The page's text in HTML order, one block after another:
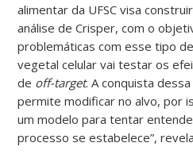
alimentar da UFSC visa
análise de Crisper, com o
problemáticas com esse tipo
vegetal celular vai testar os
de off-target. A conquista
permite modificar no alvo, por
um modelo para tentar
processo se estabelece”,